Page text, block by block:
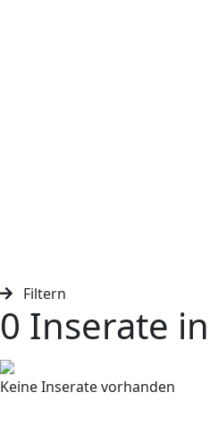
Filtern
0 Inserate
Keine Inserate vorhanden